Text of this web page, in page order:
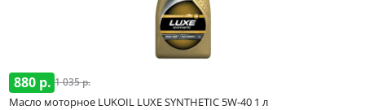
880 р. 1 035 р.
Масло моторное LUKOIL LUXE SYNTHETIC 5W-40 1 л